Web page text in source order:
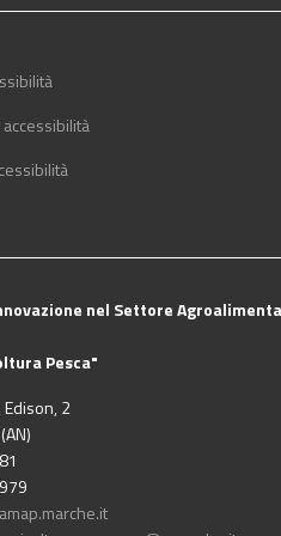
nel Settore
Pesca"
Edison, 2